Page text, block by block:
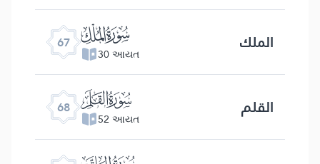
67 ﯰ
30 આયત الملك
68 ﯱ
52 આયત القلم